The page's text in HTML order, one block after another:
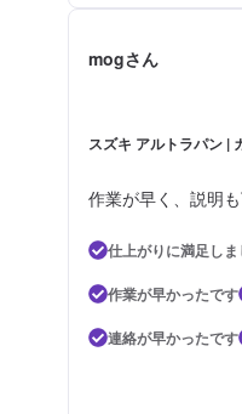
mogさん
スズキ アルトラパン |
作業が早く、説明
仕上がりに満足しま
作業が早かったです
連絡が早かったです